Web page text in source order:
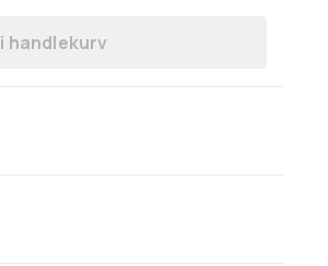
Legg Celtic FC Boys Jota 7
handlekurv